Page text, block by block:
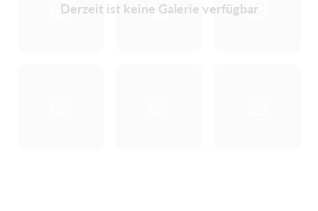
Derzeit ist keine Galerie verfügbar